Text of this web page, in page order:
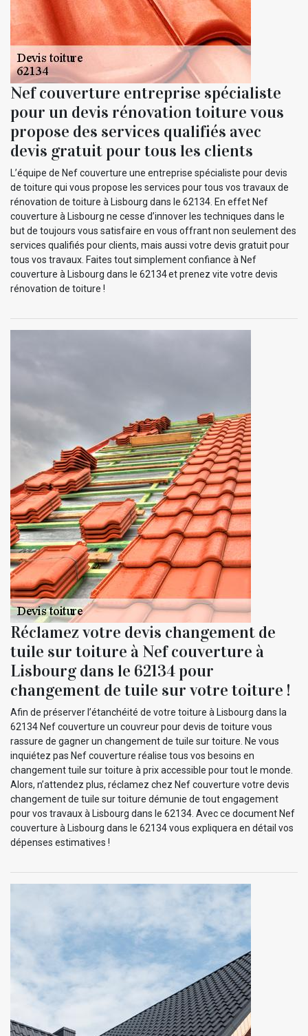
Nef couverture entreprise spécialiste
pour un devis rénovation toiture vous
propose des services qualifiés avec
devis gratuit pour tous les clients
L’équipe de Nef couverture une entreprise spécialiste pour devis
de toiture qui vous propose les services pour tous vos travaux de
rénovation de toiture à Lisbourg dans le 62134. En effet Nef
couverture à Lisbourg ne cesse d’innover les techniques dans le
but de toujours vous satisfaire en vous offrant non seulement des
services qualifiés pour clients, mais aussi votre devis gratuit pour
tous vos travaux. Faites tout simplement confiance à Nef
couverture à Lisbourg dans le 62134 et prenez vite votre devis
rénovation de toiture !
Réclamez votre devis changement de
tuile sur toiture à Nef couverture à
Lisbourg dans le 62134 pour
changement de tuile sur votre toiture !
Afin de préserver l’étanchéité de votre toiture à Lisbourg dans la
62134 Nef couverture un couvreur pour devis de toiture vous
rassure de gagner un changement de tuile sur toiture. Ne vous
inquiétez pas Nef couverture réalise tous vos besoins en
changement tuile sur toiture à prix accessible pour tout le monde.
Alors, n’attendez plus, réclamez chez Nef couverture votre devis
changement de tuile sur toiture démunie de tout engagement
pour vos travaux à Lisbourg dans le 62134. Avec ce document Nef
couverture à Lisbourg dans le 62134 vous expliquera en détail vos
dépenses estimatives !